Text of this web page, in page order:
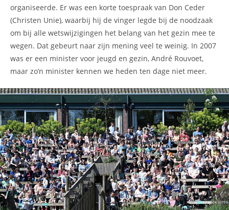
organiseerde. Er was een korte toespraak van Don Ceder
(Christen Unie), waarbij hij de vinger legde bij de noodzaak
om bij alle wetswijzigingen het belang van het gezin mee te
wegen. Dat gebeurt naar zijn mening veel te weinig. In 2007
was er een minister voor jeugd en gezin, André Rouvoet,
maar zo’n minister kennen we heden ten dage niet meer.